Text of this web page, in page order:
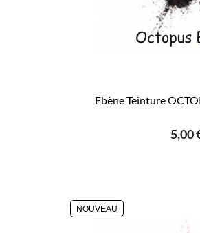
Ebène Teinture
5,00
NOUVEAU